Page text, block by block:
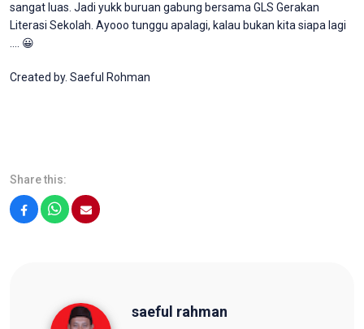
sangat luas. Jadi yukk buruan gabung bersama GLS Gerakan
Literasi Sekolah. Ayooo tunggu apalagi, kalau bukan kita siapa lagi
…. 😀
Created by. Saeful Rohman
Share this:
saeful rahman